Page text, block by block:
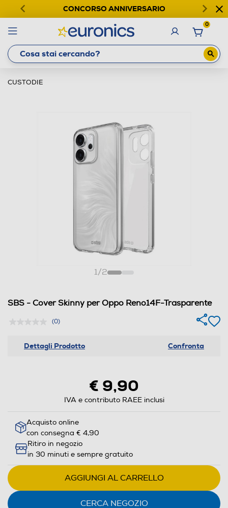
CONCORSO ANNIVERSARIO
0
CUSTODIE
1/2
SBS - Cover Skinny per Oppo Reno14F-Trasparente
(0)
Dettagli Prodotto Confronta
€ 9,90
IVA e contributo RAEE inclusi
Acquisto online
con consegna € 4,90
Ritiro in negozio
in 30 minuti e sempre gratuito
AGGIUNGI AL CARRELLO
CERCA NEGOZIO